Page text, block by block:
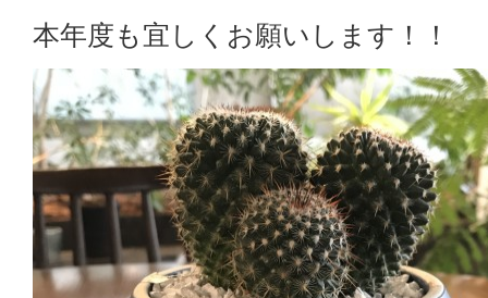
本年度も宜しくお願いします！！